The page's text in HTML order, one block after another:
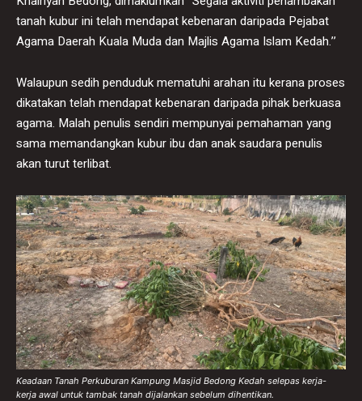
tanah kubur ini telah mendapat kebenaran daripada Pejabat
Agama Daerah Kuala Muda dan Majlis Agama Islam Kedah.’’
Walaupun sedih penduduk mematuhi arahan itu kerana proses
dikatakan telah mendapat kebenaran daripada pihak berkuasa
agama. Malah penulis sendiri mempunyai pemahaman yang
sama memandangkan kubur ibu dan anak saudara penulis
akan turut terlibat.
Keadaan Tanah Perkuburan Kampung Masjid Bedong Kedah selepas kerja-
kerja awal untuk tambak tanah dijalankan sebelum dihentikan.